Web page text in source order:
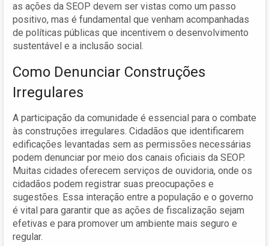
as ações da SEOP devem ser vistas como um passo
positivo, mas é fundamental que venham acompanhadas
de políticas públicas que incentivem o desenvolvimento
sustentável e a inclusão social.
Como Denunciar Construções
Irregulares
A participação da comunidade é essencial para o combate
às construções irregulares. Cidadãos que identificarem
edificações levantadas sem as permissões necessárias
podem denunciar por meio dos canais oficiais da SEOP.
Muitas cidades oferecem serviços de ouvidoria, onde os
cidadãos podem registrar suas preocupações e
sugestões. Essa interação entre a população e o governo
é vital para garantir que as ações de fiscalização sejam
efetivas e para promover um ambiente mais seguro e
regular.